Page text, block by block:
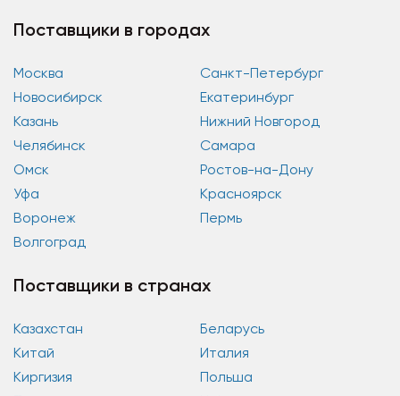
Поставщики в городах
Москва
Санкт-Петербург
Новосибирск
Екатеринбург
Казань
Нижний Новгород
Челябинск
Самара
Омск
Ростов-на-Дону
Уфа
Красноярск
Воронеж
Пермь
Волгоград
Поставщики в странах
Казахстан
Беларусь
Китай
Италия
Киргизия
Польша